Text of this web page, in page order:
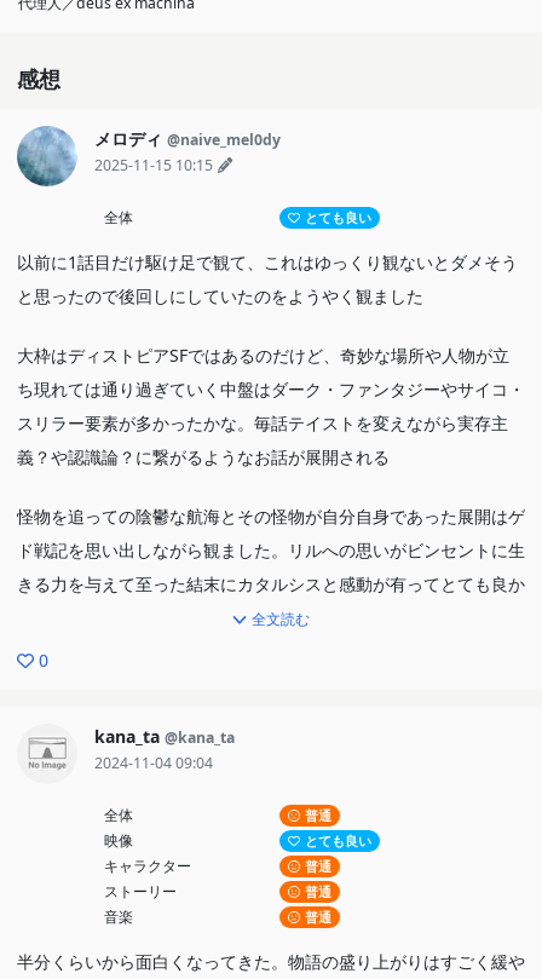
感想
メロディ @naive_mel0dy
2025-11-15 10:15
全体 とても良い
以前に1話目だけ駆け足で観て、これはゆっくり観ないとダメそう
と思ったので後回しにしていたのをようやく観ました
大枠はディストピアSFではあるのだけど、奇妙な場所や人物が立
ち現れては通り過ぎていく中盤はダーク・ファンタジーやサイコ・
スリラー要素が多かったかな。毎話テイストを変えながら実存主
義？や認識論？に繋がるようなお話が展開される
怪物を追っての陰鬱な航海とその怪物が自分自身であった展開はゲ
ド戦記を思い出しながら観ました。リルへの思いがビンセントに生
きる力を与えて至った結末にカタルシスと感動が有ってとても良か
Amy Leeかな。他にエピソードのタイトルでダグラス・クープラン
ドの著書名が引用されています
全文読む
0
kana_ta @kana_ta
2024-11-04 09:04
全体 普通
映像 とても良い
キャラクター 普通
ストーリー 普通
音楽 普通
半分くらいから面白くなってきた。物語の盛り上がりはすごく緩や